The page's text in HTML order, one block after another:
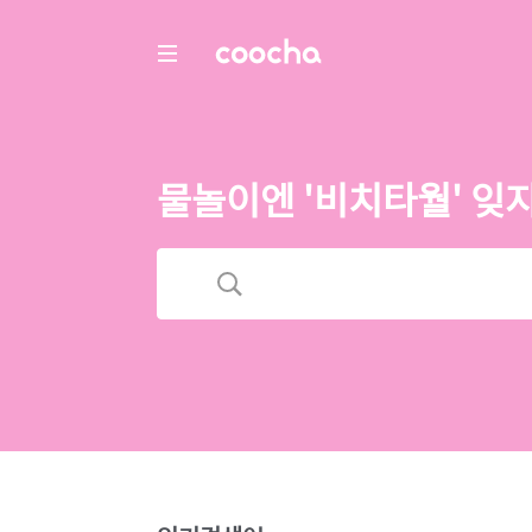
COOCHA
물놀이엔 '비치타월' 잊